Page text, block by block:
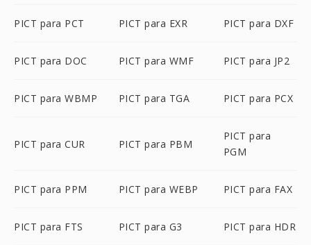
PICT para PCT PICT para EXR PICT para DXF
PICT para DOC PICT para WMF PICT para JP2
PICT para WBMP PICT para TGA PICT para PCX
PICT para CUR PICT para PBM
PICT para
PGM
PICT para PPM PICT para WEBP PICT para FAX
PICT para FTS PICT para G3 PICT para HDR